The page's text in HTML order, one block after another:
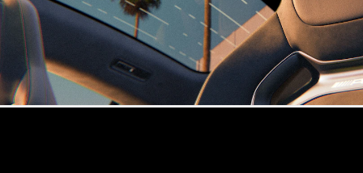
G-Klasse
Konfigurator
Mercedes-
Benz Online
Showroom